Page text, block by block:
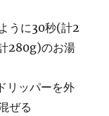
うに30秒(計2
280g)のお湯
リッパーを外
ぜる